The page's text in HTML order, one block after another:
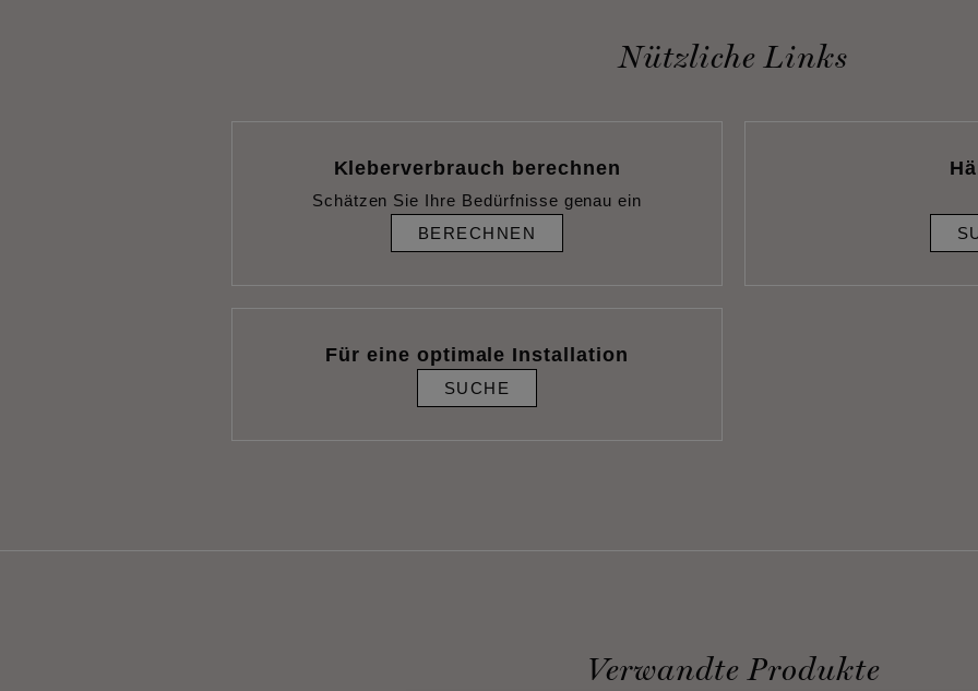
Nützliche Links
Kleberverbrauch berechnen
Schätzen Sie Ihre Bedürfnisse genau ein
BERECHNEN
Für eine optimale Installation
SUCHE
Verwandte Produkte